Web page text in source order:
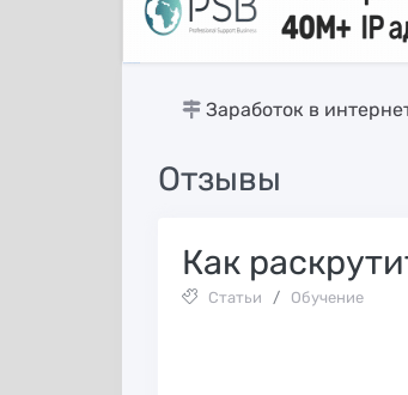
Заработок в
Отзывы
Как
Статьи / Обучение